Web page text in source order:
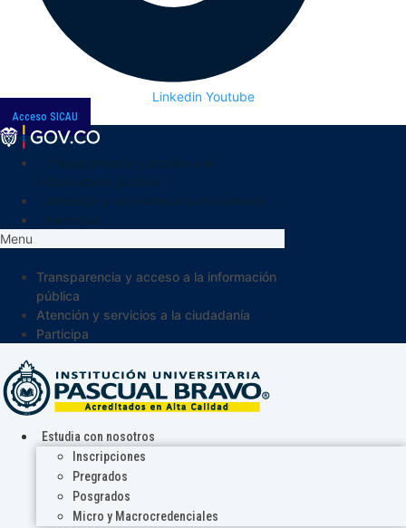
Linkedin Youtube
Acceso SICAU
Menu
Transparencia y acceso a la información
pública
Atención y servicios a la ciudadanía
Participa
Estudia con nosotros
Inscripciones
Pregrados
Posgrados
Micro y Macrocredenciales